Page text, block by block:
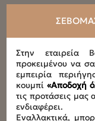
Συνιστώμενη
0+
Μέγιστο βάρος
Στην εταιρεία
προκειμένου να
εμπειρία
κουμπί «Αποδοχή
τις προτάσεις μας
ενδιαφέρει.
Εναλλακτικά,